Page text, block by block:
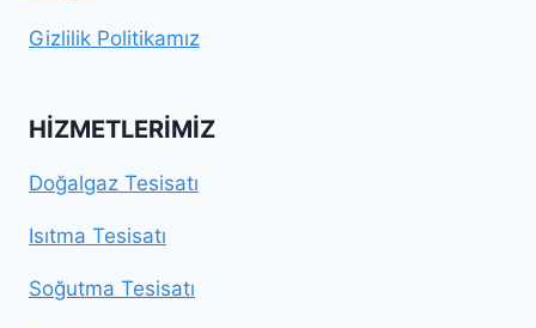
Gizlilik Politikamız
HIZMETLERIMIZ
Doğalgaz Tesisatı
Isıtma Tesisatı
Soğutma Tesisatı